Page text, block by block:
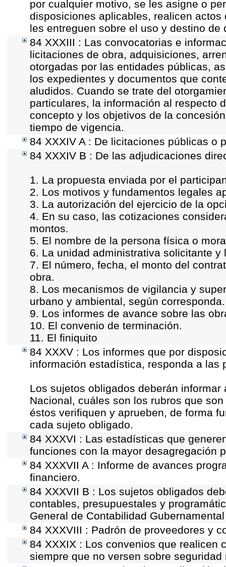
por cualquier motivo, se les asigne o
disposiciones aplicables, realicen
les entreguen sobre el uso y destino de
84 XXXIII : Las convocatorias e
licitaciones de obra, adquisiciones,
otorgadas por las entidades públicas,
los expedientes y documentos que
aludidos. Cuando se trate del
particulares, la información al respecto
concepto y los objetivos de la
tiempo de vigencia.
84 XXXIV A : De licitaciones públicas o
84 XXXIV B : De las adjudicaciones
1. La propuesta enviada por el
2. Los motivos y fundamentos legales
3. La autorización del ejercicio de la
4. En su caso, las cotizaciones
montos.
5. El nombre de la persona física o
6. La unidad administrativa solicitante
7. El número, fecha, el monto del
obra.
8. Los mecanismos de vigilancia y
urbano y ambiental, según corresponda.
9. Los informes de avance sobre las
10. El convenio de terminación.
11. El finiquito
84 XXXV : Los informes que por
información estadística, responda a las
Los sujetos obligados deberán
Nacional, cuáles son los rubros que
éstos verifiquen y aprueben, de forma
cada sujeto obligado.
84 XXXVI : Las estadísticas que
funciones con la mayor desagregación
84 XXXVII A : Informe de avances
financiero.
84 XXXVII B : Los sujetos obligados
contables, presupuestales y
General de Contabilidad
84 XXXVIII : Padrón de proveedores y
84 XXXIX : Los convenios que realicen
siempre que no versen sobre